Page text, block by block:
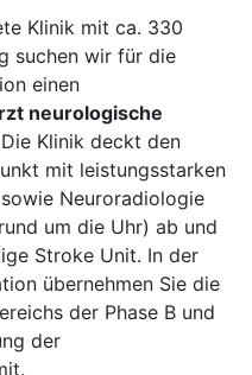
Klinik mit ca. 330
suchen wir für die
einen
neurologische
Klinik deckt den
mit leistungsstarken
Neuroradiologie
um die Uhr) ab und
Stroke Unit. In der
übernehmen Sie die
der Phase B und
der